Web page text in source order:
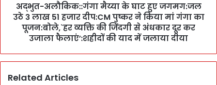
r
में
के
ट
अद्भुत-अलौकिक::गंगा मैय्या के घाट हुए जगमग:जल
उठे 3 लाख 51 हजार दीप:CM पुष्कर ने किया मां गंगा का
पूजन:बोले,`हर व्यक्ति की जिंदगी से अंधकार दूर कर
उजाला फैलाएं’:शहीदों की याद में जलाया दीया
Related Articles